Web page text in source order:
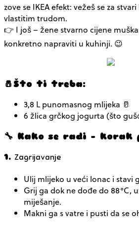
zove se IKEA efekt: vežeš se za
vlastitim trudom.
👉 I još – žene stvarno cijene
konkretno napraviti u kuhinji. 😉
🧂Što ti treba:
3,8 L punomasnog mlijeka 🥛
6 žlica grčkog jogurta (što
🔧 Kako se radi – korak
1. Zagrijavanje
Ulij mlijeko u veći lonac i stavi
Grij ga dok ne dođe do 88°C,
miješanje.
Makni ga s vatre i pusti da se